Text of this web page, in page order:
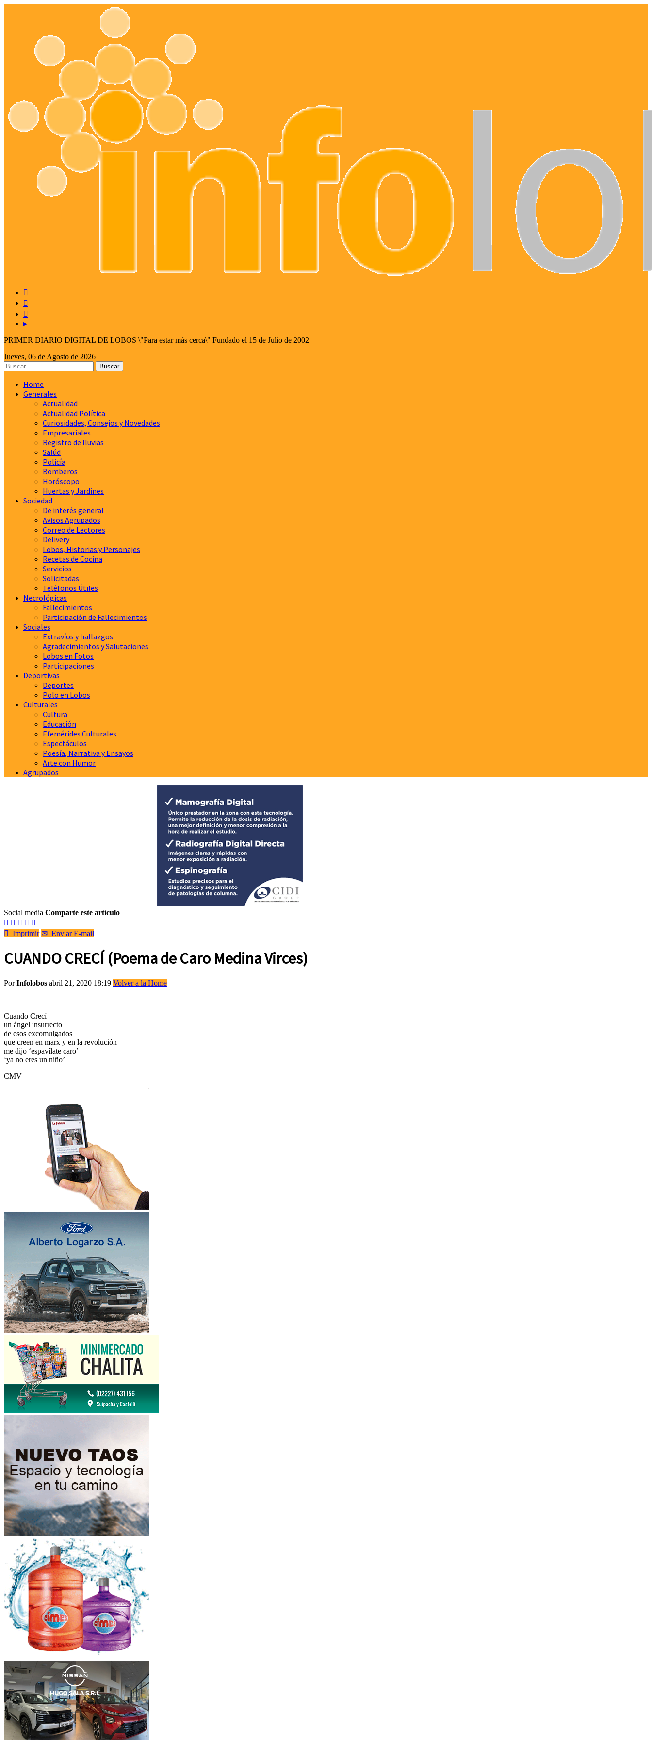



▸
PRIMER DIARIO DIGITAL DE LOBOS \"Para estar más cerca\" Fundado el 15 de Julio de 2002
Jueves, 06 de Agosto de 2026
Home
Generales
Actualidad
Actualidad Política
Curiosidades, Consejos y Novedades
Empresariales
Registro de lluvias
Salúd
Policía
Bomberos
Horóscopo
Huertas y Jardines
Sociedad
De interés general
Avisos Agrupados
Correo de Lectores
Delivery
Lobos, Historias y Personajes
Recetas de Cocina
Servicios
Solicitadas
Teléfonos Útiles
Necrológicas
Fallecimientos
Participación de Fallecimientos
Sociales
Extravíos y hallazgos
Agradecimientos y Salutaciones
Lobos en Fotos
Participaciones
Deportivas
Deportes
Polo en Lobos
Culturales
Cultura
Educación
Efemérides Culturales
Espectáculos
Poesía, Narrativa y Ensayos
Arte con Humor
Agrupados
Social media Comparte este artículo
    
 Imprimir ✉ Enviar E-mail
CUANDO CRECÍ (Poema de Caro Medina Virces)
PorInfolobos abril 21, 2020 18:19 Volver a la Home
Cuando Crecí
un ángel insurrecto
de esos excomulgados
que creen en marx y en la revolución
me dijo ‘espavílate caro’
‘ya no eres un niño’
CMV